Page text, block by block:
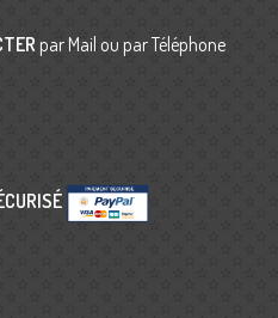
par Mail ou par Téléphone